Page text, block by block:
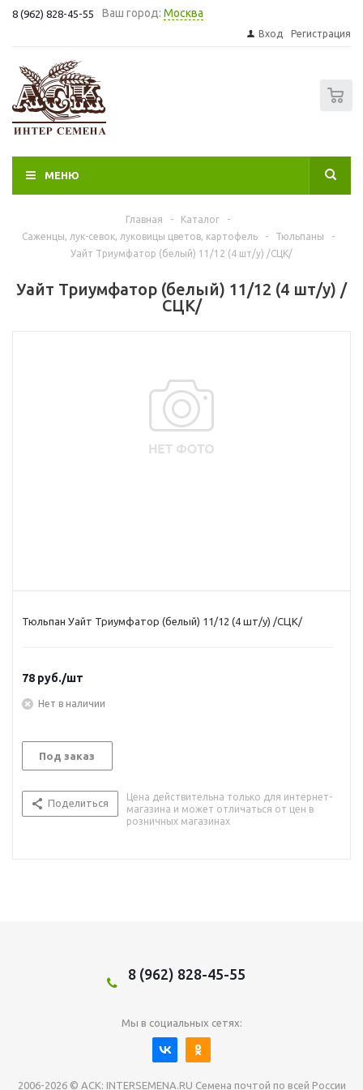
8 (962) 828-45-55 Ваш город: Москва
Вход Регистрация
МЕНЮ
Главная - Каталог
-
Саженцы, лук-севок, луковицы цветов, картофель
- Тюльпаны
-
Уайт Триумфатор (белый) 11/12 (4 шт/у) /СЦК/
Уайт Триумфатор (белый) 11/12 (4 шт/у) /
СЦК/
Тюльпан Уайт Триумфатор (белый) 11/12 (4 шт/у) /СЦК/
78 руб./шт
Нет в наличии
Под заказ
Поделиться
Цена действительна только для интернет-
магазина и может отличаться от цен в
розничных магазинах
8 (962) 828-45-55
Мы в социальных сетях:
2006-2026 © АСК: INTERSEMENA.RU Семена почтой по всей России